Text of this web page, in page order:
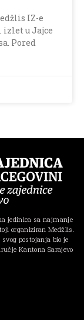
IZ-e
izlet u Jajce
Pored
jedinica sa najmanje
organiziran Medžlis.
postojanja bio je
Kantona Sarajevo